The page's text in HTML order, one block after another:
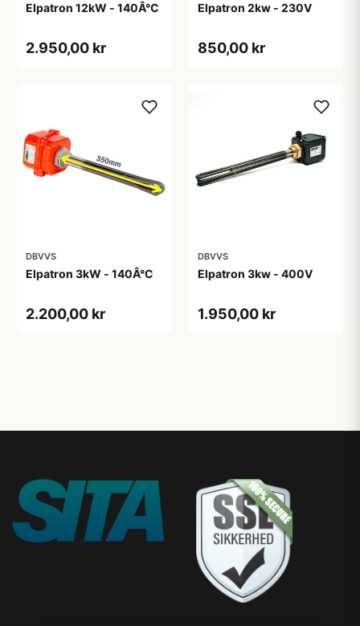
Elpatron 12kW - 140Â°C
2.950,00 kr
Elpatron 2kw - 230V
850,00 kr
DBVVS
Elpatron 3kW - 140Â°C
2.200,00 kr
DBVVS
Elpatron 3kw - 400V
1.950,00 kr